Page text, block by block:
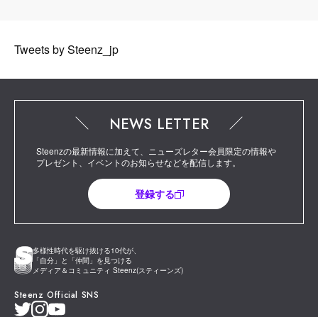
Tweets by Steenz_jp
多様性時代を駆け抜ける10代が、
「自分」と「仲間」を見つける
メディア＆コミュニティ Steenz(スティーンズ)
Steenz Official SNS
NEWS LETTER
Steenzの最新情報に加えて、ニューズレター会員限定の情報や
プレゼント、イベントのお知らせなどを配信します。
登録する